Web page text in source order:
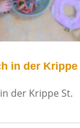
in der Krippe
der Krippe St.